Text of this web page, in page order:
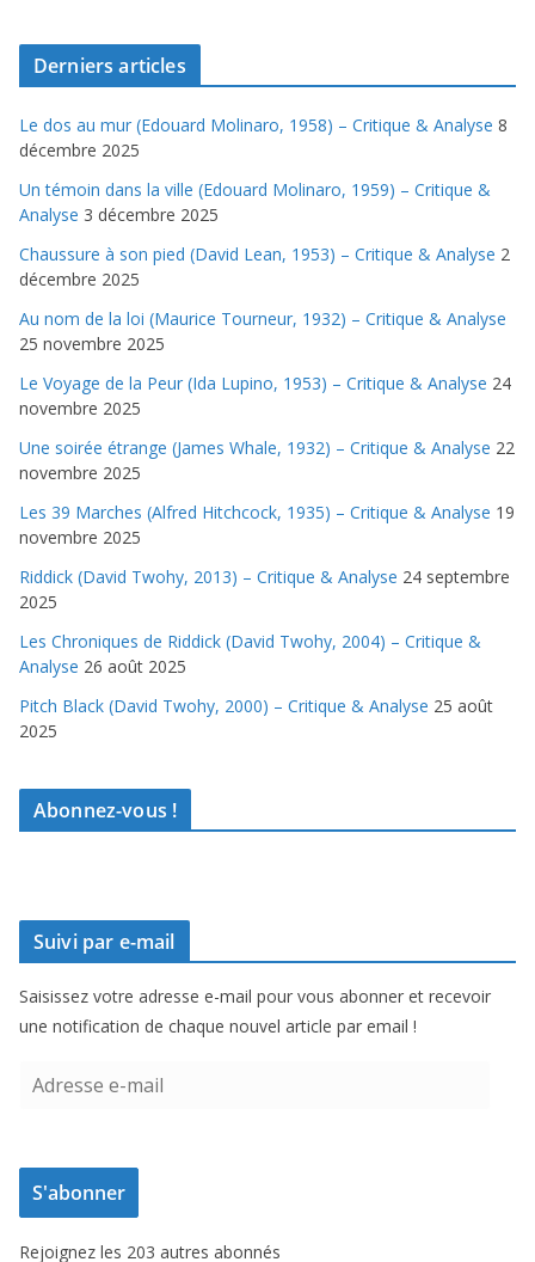
Derniers articles
Le dos au mur (Edouard Molinaro, 1958) – Critique & Analyse 8
décembre 2025
Un témoin dans la ville (Edouard Molinaro, 1959) – Critique &
Analyse 3 décembre 2025
Chaussure à son pied (David Lean, 1953) – Critique & Analyse 2
décembre 2025
Au nom de la loi (Maurice Tourneur, 1932) – Critique & Analyse
25 novembre 2025
Le Voyage de la Peur (Ida Lupino, 1953) – Critique & Analyse 24
novembre 2025
Une soirée étrange (James Whale, 1932) – Critique & Analyse 22
novembre 2025
Les 39 Marches (Alfred Hitchcock, 1935) – Critique & Analyse 19
novembre 2025
Riddick (David Twohy, 2013) – Critique & Analyse 24 septembre
2025
Les Chroniques de Riddick (David Twohy, 2004) – Critique &
Analyse 26 août 2025
Pitch Black (David Twohy, 2000) – Critique & Analyse 25 août
2025
Abonnez-vous !
Suivi par e-mail
Saisissez votre adresse e-mail pour vous abonner et recevoir
une notification de chaque nouvel article par email !
e
s
e
S'abonner
Rejoignez les 203 autres abonnés